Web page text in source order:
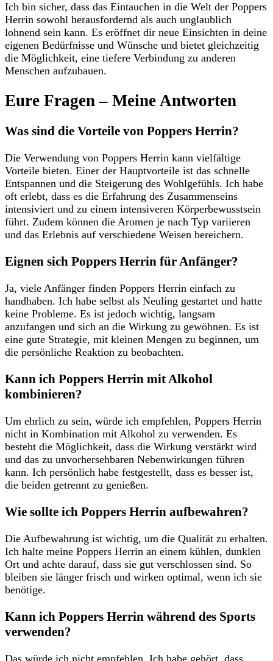
Ich bin sicher, dass das Eintauchen ​in die Welt ​der Poppers
Herrin sowohl herausfordernd als ⁤auch ⁢unglaublich
lohnend sein kann. Es eröffnet dir ‌neue Einsichten in deine
eigenen Bedürfnisse und Wünsche und bietet gleichzeitig
die Möglichkeit, eine tiefere Verbindung ‍zu anderen
Menschen aufzubauen.
Eure Fragen‍ – Meine ​Antworten
Was ⁣sind die Vorteile von Poppers Herrin?
Die ⁤Verwendung von ⁤Poppers Herrin kann vielfältige
Vorteile bieten. Einer der Hauptvorteile ist ‌das schnelle
Entspannen und die Steigerung des Wohlgefühls. Ich habe‌
oft erlebt, dass ⁤es die Erfahrung des Zusammenseins
intensiviert​ und zu einem intensiveren Körperbewusstsein
führt. Zudem können die Aromen je nach Typ variieren
und das⁢ Erlebnis auf verschiedene Weisen bereichern.
Eignen sich Poppers Herrin für ‌Anfänger?
Ja, viele Anfänger finden Poppers Herrin ‌einfach zu
handhaben.‌ Ich habe selbst als Neuling gestartet und hatte
keine Probleme.​ Es ist jedoch wichtig, langsam
anzufangen und sich⁢ an die Wirkung zu gewöhnen. Es ist
eine gute Strategie, mit kleinen‌ Mengen zu beginnen,​ um
die persönliche Reaktion zu‍ beobachten.
Kann ich Poppers‌ Herrin⁣ mit⁢ Alkohol⁢
kombinieren?
Um ehrlich zu sein,‌ würde ich empfehlen, Poppers Herrin
nicht⁣ in Kombination mit ‍Alkohol zu verwenden.⁣ Es
besteht die Möglichkeit, dass die Wirkung verstärkt wird
und das zu unvorhersehbaren Nebenwirkungen⁢ führen ​
kann. Ich persönlich habe festgestellt, dass es besser ist,
die beiden getrennt zu genießen.
Wie sollte ich Poppers Herrin aufbewahren?
Die Aufbewahrung ist wichtig, um die ​Qualität‌ zu erhalten.
Ich halte meine Poppers Herrin an einem‍ kühlen, dunklen
Ort und achte ​darauf, dass ⁤sie gut verschlossen sind. ‍So
bleiben sie länger frisch und wirken optimal, wenn ich sie
benötige.
Kann ich Poppers Herrin während des Sports
verwenden?